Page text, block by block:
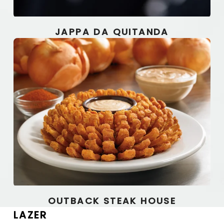
JAPPA DA QUITANDA
OUTBACK STEAK HOUSE
LAZER